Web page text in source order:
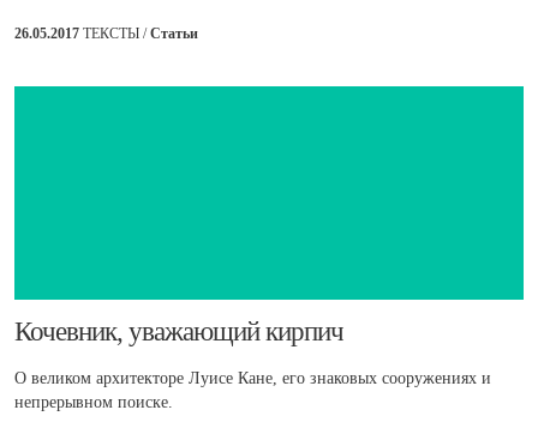
26.05.2017 ТЕКСТЫ /Статьи
Кочевник, уважающий кирпич
О великом архитекторе Луисе Кане, его знаковых сооружениях и
непрерывном поиске.